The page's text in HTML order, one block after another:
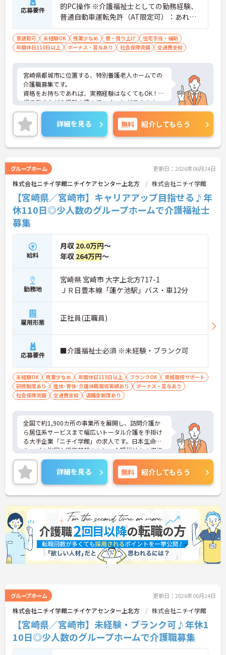
応募要件
的PC操作 ※介護福祉士としての勤務経験、
普通自動車運転免許（AT限定可）：あれば
尚可
車通勤可 未経験OK 残業少なめ 寮・借り上げ
住宅手当・補助
年間休日110日以上
ボーナス・賞与あり 社会保険完備 交通費支給
宮崎県都城市に位置する、特別養護老人ホームでの
介護職募集です。
資格をお持ちであれば、実務経験はなくてもOK！現
場で働きながら経験を積んでいくことができます。
お休みは基本的に月9日。プライベートや家庭を大
切にしながら勤務できます。
ご興味ある方には、面接対策ポイントなど、さらに
詳細をお話しいたしますのでお気軽にご相談くださ
い。
詳細を見る 無料 紹介してもらう
グループホーム 更新日：2026年06月24日
株式会社ニチイ学館ニチイケアセンター上北方 株式会社ニチイ学館
【宮崎県／宮崎市】キャリアアップ目指せる♪年
休110日◎少人数のグループホームで介護福祉士
募集
給料
月収 20.0万円～
年収 264万円～
勤務地
宮崎県 宮崎市 大字上北方717-1
ＪＲ日豊本線「蓮ケ池駅」バス・車12分
雇用形態 正社員(正職員)
応募要件 ■介護福祉士必須 ※未経験・ブランク可
未経験OK 残業少なめ 年間休日110日以上 ブランクOK
資格取得サポート
研修制度あり
産休･育休･介護休暇取得実績あり
ボーナス・賞与あり
社会保険完備
交通費支給 退職金制度あり
全国で約1,900カ所の事業所を展開し、訪問介護か
ら居住系サービスまで幅広いトータル介護を手掛け
る大手企業「ニチイ学館」の求人です。日本生命グ
ループの強固な経営基盤のもと、介護福祉士の資格
を最大限に活かしてキャリアアップできる環境が整
っています。毎月1万8000円の資格手当が支給され
るだけでなく、将来的にサービス管理者や拠点管理
者、ケアマネジャーへと進むための「サービス管理
者研修」等の充実した支援制度が魅力です。20～30
代が成長を実感できる明確なキャリアマップがある
一方で、40～60代の方も安心できる最大2万円の勤
続年数手当や退職金制度などの福利厚生を完備して
います。企業主導型保育所の利用や10～18歳のお子
様への子ども手当などライフステージの変化にも対
応しており、グループホームでの1対1の丁寧なケア
という現場のやりがいを感じながら、確かなキャリ
＜介護福祉士の資格を活かし、さらなる高みを目指
せる環境です＞大手ならではの丁寧な拠点研修や半
年間のOJTがあり、新しい職場への不安をしっかり
解消できます。1ユニット9名の少人数制グループホ
ームのため、お客様と1対1で深く関わるケアが叶う
のも大きな魅力。ゆくゆくはサービス管理者研修を
受講し、施設長やケアマネジャーへステップアップ
詳細を見る 無料 紹介してもらう
グループホーム 更新日：2026年06月24日
株式会社ニチイ学館ニチイケアセンター上北方 株式会社ニチイ学館
【宮崎県／宮崎市】未経験・ブランク可♪年休1
10日◎少人数のグループホームで介護職募集